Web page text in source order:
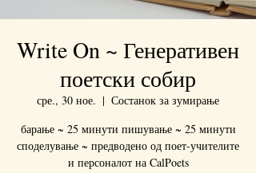
Write On ~ Генеративен
поетски собир
сре., 30 ное.
  |
Состанок за зумирање
барање ~ 25 минути пишување ~ 25 минути
споделување ~ предводено од поет-учителите
и персоналот на CalPoets